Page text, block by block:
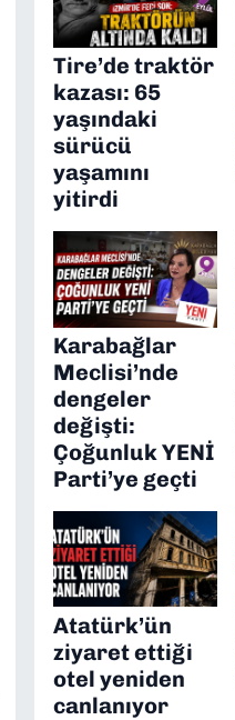
Tire’de traktör
kazası: 65
yaşındaki
sürücü
yaşamını
yitirdi
Karabağlar
Meclisi’nde
dengeler
değişti:
Çoğunluk YENİ
Parti’ye geçti
Atatürk’ün
ziyaret ettiği
otel yeniden
canlanıyor